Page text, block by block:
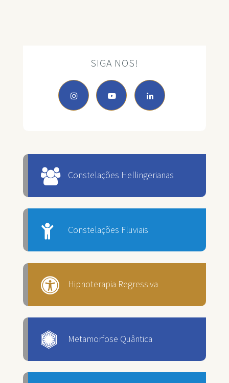
SIGA NOS!
Constelações Hellingerianas
Constelações Fluviais
Hipnoterapia Regressiva
Metamorfose Quântica